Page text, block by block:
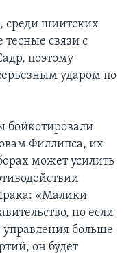
среди шиитских
связи с
поэтому
ударом по
бойкотировали
Филлипса, их
может усилить
«Малики
но если
управления больше
он будет